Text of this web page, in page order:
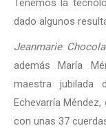
dado algunos
Jeanmarie
además María
maestra jubilada
Echevarría Méndez,
con unas 37